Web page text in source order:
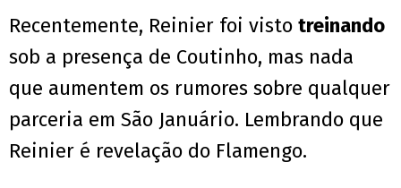
Recentemente, Reinier foi visto treinando
sob a presença de Coutinho, mas nada
que aumentem os rumores sobre qualquer
parceria em São Januário. Lembrando que
Reinier é revelação do Flamengo.